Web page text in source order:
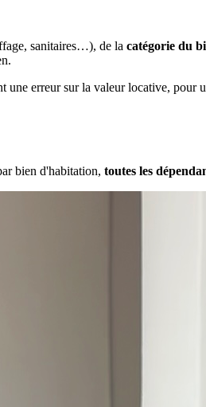
sanitaires…), de la catégorie du
une erreur sur la valeur locative, pour
bien d'habitation, toutes les